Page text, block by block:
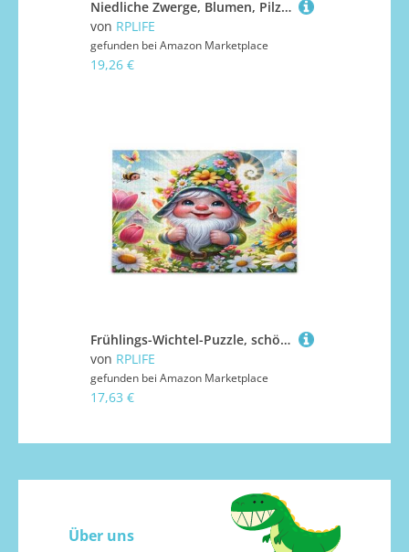
Niedliche Zwerge, Blumen, Pilze, Erwachsene, Holzpuzzle, einzigartige Puzzles, 1000 Teile, Puzzle für Erwachsene, 74 x 70 cm
von RPLIFE
gefunden bei Amazon Marketplace
19,26 €
Frühlings-Wichtel-Puzzle, schönes Puzzle, 1000 Teile, Puzzle für Familie, 74 x 70 cm
von RPLIFE
gefunden bei Amazon Marketplace
17,63 €
Über uns